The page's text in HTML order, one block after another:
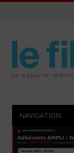
NAVIGATION